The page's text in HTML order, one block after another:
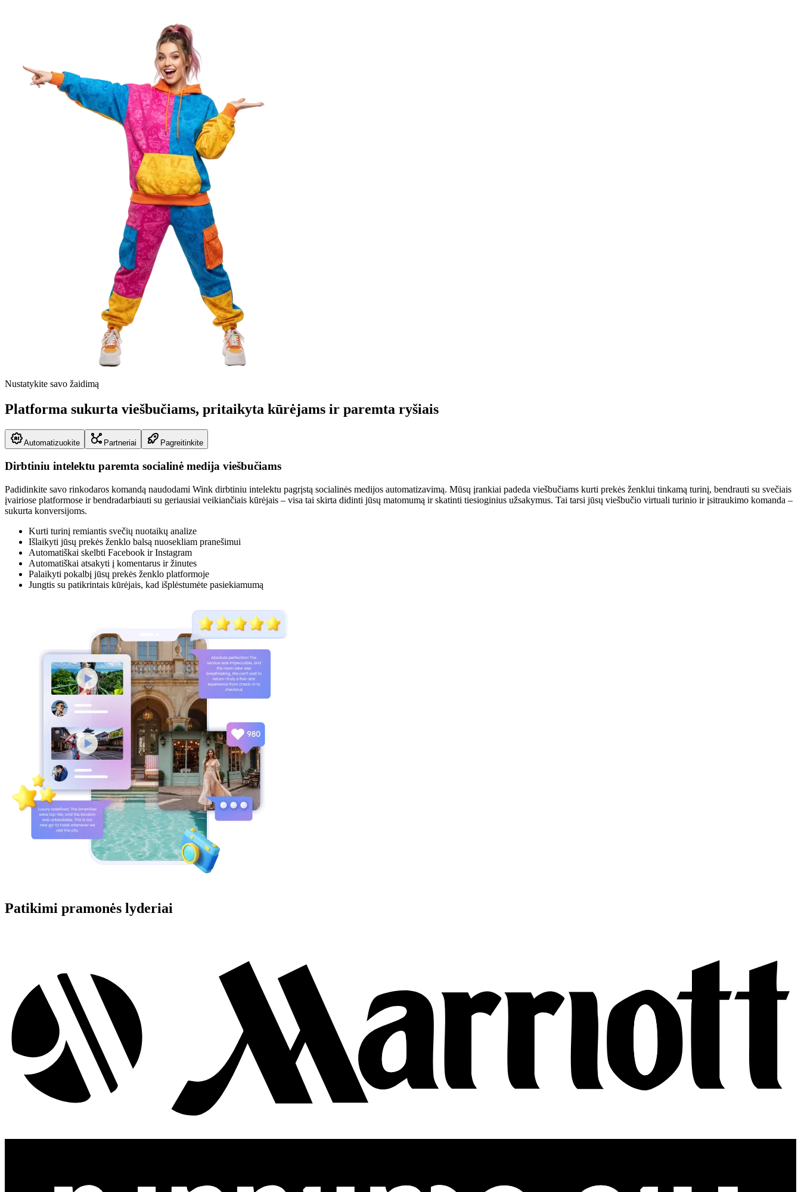
Nustatykite savo žaidimą
Platforma sukurta viešbučiams, pritaikyta kūrėjams ir paremta ryšiais
Automatizuokite Partneriai Pagreitinkite
Dirbtiniu intelektu paremta socialinė medija viešbučiams
Padidinkite savo rinkodaros komandą naudodami Wink dirbtiniu intelektu pagrįstą socialinės medijos automatizavimą. Mūsų įrankiai padeda viešbučiams kurti prekės ženklui tinkamą turinį, bendrauti su svečiais
įvairiose platformose ir bendradarbiauti su geriausiai veikiančiais kūrėjais – visa tai skirta didinti jūsų matomumą ir skatinti tiesioginius užsakymus. Tai tarsi jūsų viešbučio virtuali turinio ir įsitraukimo komanda –
sukurta konversijoms.
Kurti turinį remiantis svečių nuotaikų analize
Išlaikyti jūsų prekės ženklo balsą nuosekliam pranešimui
Automatiškai skelbti Facebook ir Instagram
Automatiškai atsakyti į komentarus ir žinutes
Palaikyti pokalbį jūsų prekės ženklo platformoje
Jungtis su patikrintais kūrėjais, kad išplėstumėte pasiekiamumą
Patikimi pramonės lyderiai